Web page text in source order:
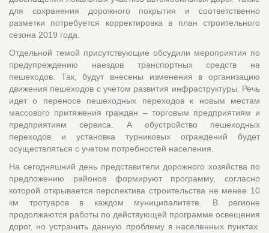
для сохранения дорожного покрытия и соответственно
разметки потребуется корректировка в план строительного
сезона 2019 года.
Отдельной темой присутствующие обсудили мероприятия по
предупреждению наездов транспортных средств на
пешеходов. Так, будут внесены изменения в организацию
движения пешеходов с учетом развития инфраструктуры. Речь
идет о переносе пешеходных переходов к новым местам
массового притяжения граждан – торговым предприятиям и
предприятиям сервиса. А обустройство пешеходных
переходов и установка турниковых ограждений будет
осуществляться с учетом потребностей населения.
На сегодняшний день представители дорожного хозяйства по
предложению районов формируют программу, согласно
которой открывается перспектива строительства не менее 10
км тротуаров в каждом муниципалитете. В регионе
продолжаются работы по действующей программе освещения
дорог, но устранить данную проблему в населенных пунктах